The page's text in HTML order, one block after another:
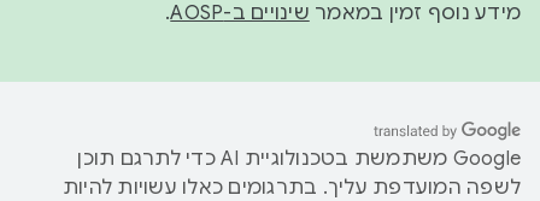
מידע נוסף זמין במאמר שינויים ב-AOSP .
‫Google משתמשת בטכנולוגיית AI כדי לתרגם תוכן
לשפה המועדפת עליך. בתרגומים כאלו עשויות להיות